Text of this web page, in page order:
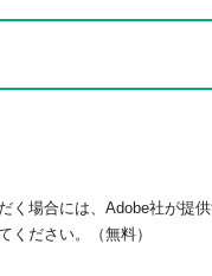
く場合には、Adobe社が提
ください。（無料）